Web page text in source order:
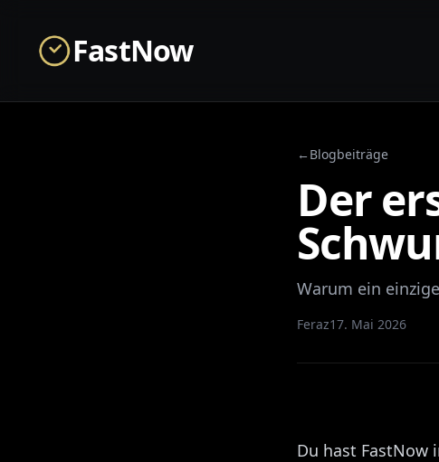
FastNow
←Blogbeiträge
Der
Warum ein
Feraz17. Mai 2026
Du hast FastNow